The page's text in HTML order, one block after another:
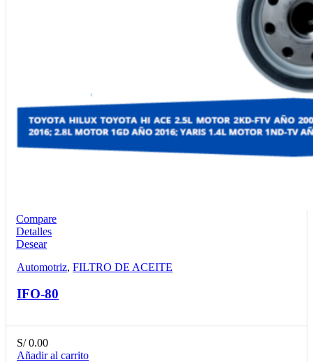
Compare
Detalles
Desear
Automotriz, FILTRO DE ACEITE
IFO-80
S/0.00
Añadir al carrito